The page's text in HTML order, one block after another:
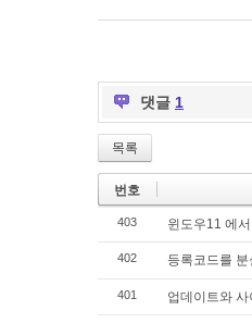
댓글 1
목록
번호
403 윈도우11 에
402 등록코드를
401 업데이트와